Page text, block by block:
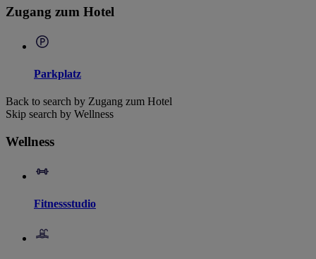
Zugang zum Hotel
Parkplatz
Back to search by Zugang zum Hotel
Skip search by Wellness
Wellness
Fitnessstudio